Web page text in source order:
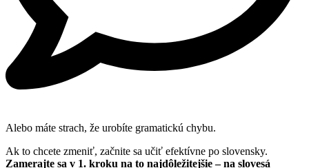
Alebo máte strach, že urobíte gramatickú chybu.
Ak to chcete zmeniť, začnite sa učiť efektívne po slovensky.
Zamerajte sa v 1. kroku na to najdôležitejšie – na slovesá